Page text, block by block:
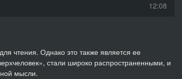
12:08
чтения. Однако это также является ее
стали широко распространенными, и
мысли.